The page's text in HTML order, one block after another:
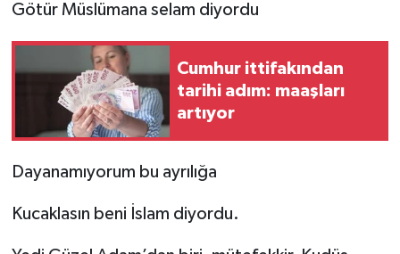
Götür Müslümana selam diyordu
Cumhur ittifakından
tarihi adım: maaşları
artıyor
Dayanamıyorum bu ayrılığa
Kucaklasın beni İslam diyordu.